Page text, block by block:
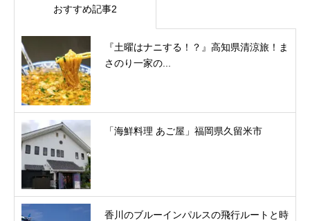
おすすめ記事2
『土曜はナニする！？』高知県清涼旅！ま
さのり一家の...
「海鮮料理 あご屋」福岡県久留米市
香川のブルーインパルスの飛行ルートと時